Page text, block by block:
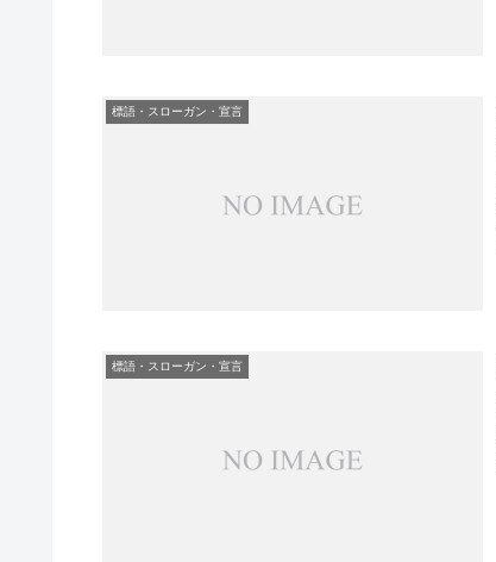
標語・スローガン・宣言
標語・スローガン・宣言